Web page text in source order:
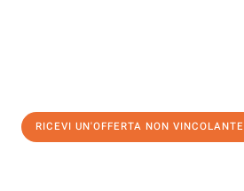
RICEVI UN'OFFERTA NON VINCOLANTE